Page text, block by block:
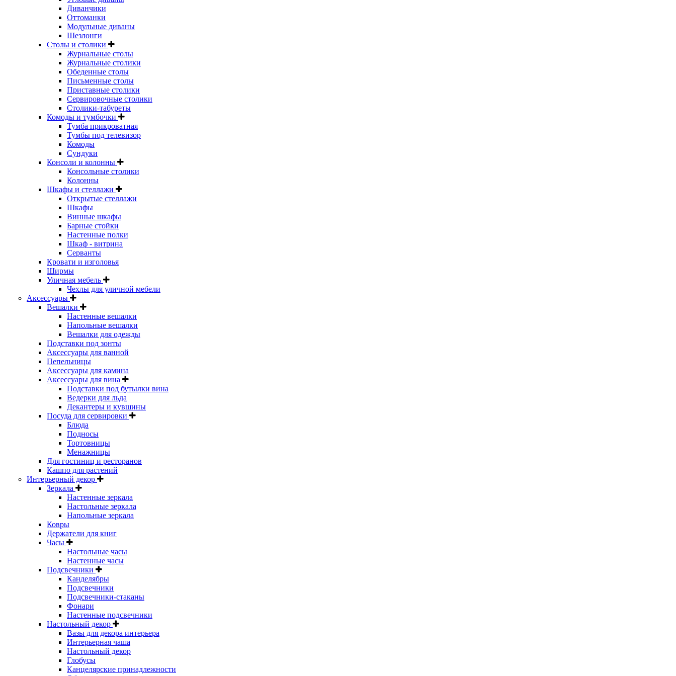
Диванчики
Оттоманки
Модульные диваны
Шезлонги
Столы и столики
Журнальные столы
Журнальные столики
Обеденные столы
Письменные столы
Приставные столики
Сервировочные столики
Столики-табуреты
Комоды и тумбочки
Тумба прикроватная
Тумбы под телевизор
Комоды
Сундуки
Консоли и колонны
Консольные столики
Колонны
Шкафы и стеллажи
Открытые стеллажи
Шкафы
Винные шкафы
Барные стойки
Настенные полки
Шкаф - витрина
Серванты
Кровати и изголовья
Ширмы
Уличная мебель
Чехлы для уличной мебели
Аксессуары
Вешалки
Настенные вешалки
Напольные вешалки
Вешалки для одежды
Подставки под зонты
Аксессуары для ванной
Пепельницы
Аксессуары для камина
Аксессуары для вина
Подставки под бутылки вина
Ведерки для льда
Декантеры и кувшины
Посуда для сервировки
Блюда
Подносы
Тортовницы
Менажницы
Для гостиниц и ресторанов
Кашпо для растений
Интерьерный декор
Зеркала
Настенные зеркала
Настольные зеркала
Напольные зеркала
Ковры
Держатели для книг
Часы
Настольные часы
Настенные часы
Подсвечники
Канделябры
Подсвечники
Подсвечники-стаканы
Фонари
Настенные подсвечники
Настольный декор
Вазы для декора интерьера
Интерьерная чаша
Настольный декор
Глобусы
Канцелярские принадлежности